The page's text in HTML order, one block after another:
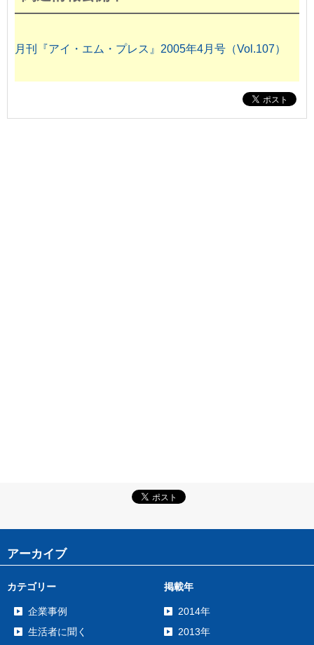
月刊『アイ・エム・プレス』2005年4月号（Vol.107）
アーカイブ
カテゴリー
企業事例
生活者に聞く
掲載年
2014年
2013年